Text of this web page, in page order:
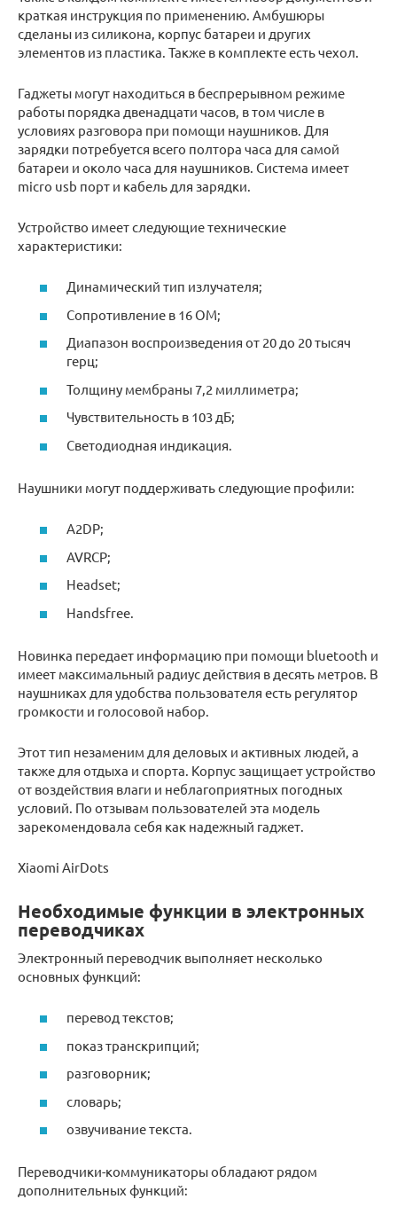
краткая инструкция по применению. Амбушюры
сделаны из силикона, корпус батареи и других
элементов из пластика. Также в комплекте есть чехол.
Гаджеты могут находиться в беспрерывном режиме
работы порядка двенадцати часов, в том числе в
условиях разговора при помощи наушников. Для
зарядки потребуется всего полтора часа для самой
батареи и около часа для наушников. Система имеет
micro usb порт и кабель для зарядки.
Устройство имеет следующие технические
характеристики:
Динамический тип излучателя;
Сопротивление в 16 ОМ;
Диапазон воспроизведения от 20 до 20 тысяч
герц;
Толщину мембраны 7,2 миллиметра;
Чувствительность в 103 дБ;
Светодиодная индикация.
Наушники могут поддерживать следующие профили:
A2DP;
AVRCP;
Headset;
Handsfree.
Новинка передает информацию при помощи bluetooth и
имеет максимальный радиус действия в десять метров. В
наушниках для удобства пользователя есть регулятор
громкости и голосовой набор.
Этот тип незаменим для деловых и активных людей, а
также для отдыха и спорта. Корпус защищает устройство
от воздействия влаги и неблагоприятных погодных
условий. По отзывам пользователей эта модель
зарекомендовала себя как надежный гаджет.
Xiaomi AirDots
Необходимые функции в электронных
переводчиках
Электронный переводчик выполняет несколько
основных функций:
перевод текстов;
показ транскрипций;
разговорник;
словарь;
озвучивание текста.
Переводчики-коммуникаторы обладают рядом
дополнительных функций: